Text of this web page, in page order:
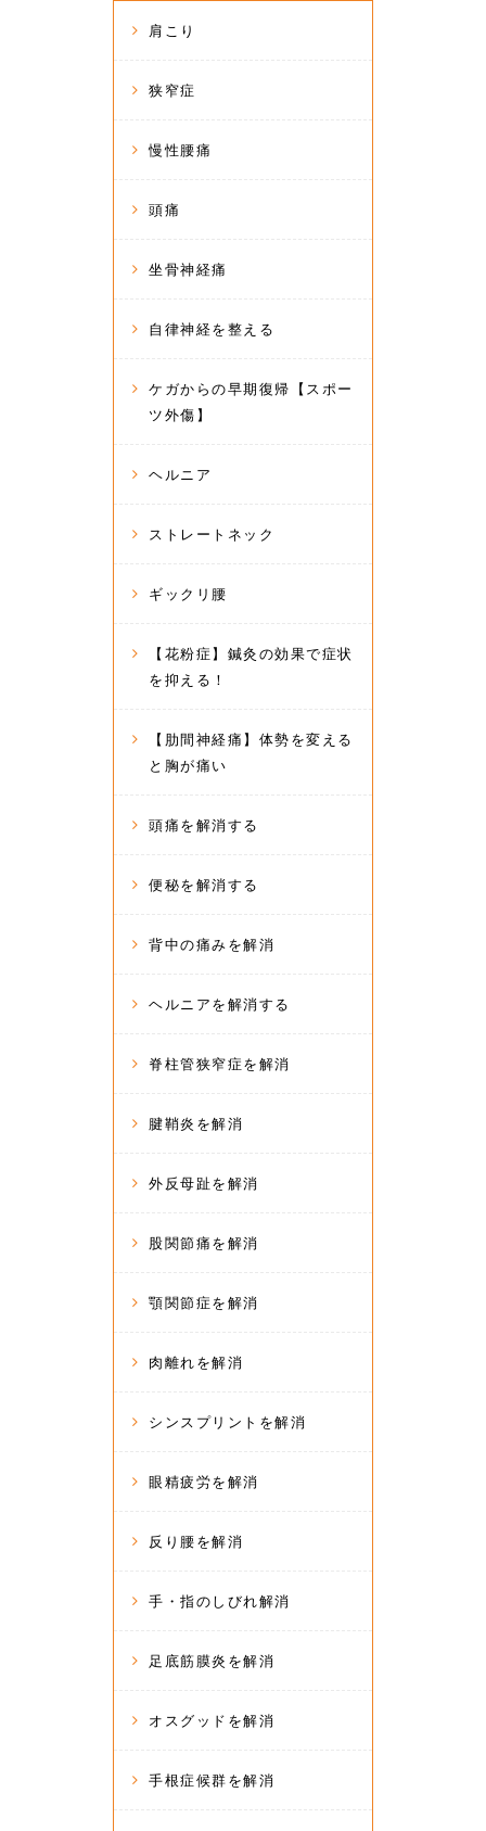
肩こり
狭窄症
慢性腰痛
頭痛
坐骨神経痛
自律神経を整える
ケガからの早期復帰【スポー
ツ外傷】
ヘルニア
ストレートネック
ギックリ腰
【花粉症】鍼灸の効果で症状
を抑える！
【肋間神経痛】体勢を変える
と胸が痛い
頭痛を解消する
便秘を解消する
背中の痛みを解消
ヘルニアを解消する
脊柱管狭窄症を解消
腱鞘炎を解消
外反母趾を解消
股関節痛を解消
顎関節症を解消
肉離れを解消
シンスプリントを解消
眼精疲労を解消
反り腰を解消
手・指のしびれ解消
足底筋膜炎を解消
オスグッドを解消
手根症候群を解消